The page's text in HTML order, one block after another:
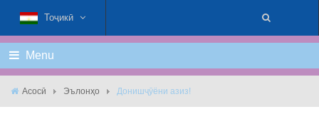
Тоҷикӣ
Menu
Асосӣ Эълонҳо Донишҷӯёни азиз!